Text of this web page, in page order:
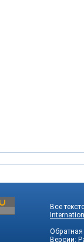
Все
Обратная
Версии: